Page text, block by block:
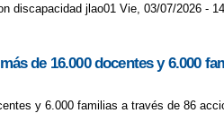
discapacidad jlao01 Vie, 03/07/2026 -
de 16.000 docentes y 6.000
y 6.000 familias a través de 86